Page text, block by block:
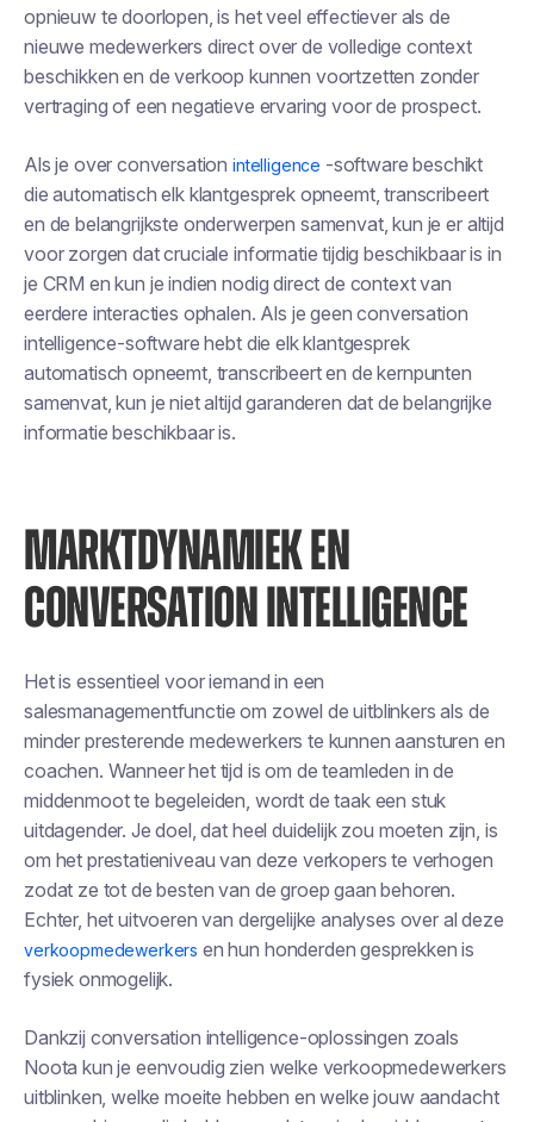
opnieuw te doorlopen, is het veel effectiever als de
nieuwe medewerkers direct over de volledige context
beschikken en de verkoop kunnen voortzetten zonder
vertraging of een negatieve ervaring voor de prospect.
Als je over conversation intelligence -software beschikt
die automatisch elk klantgesprek opneemt, transcribeert
en de belangrijkste onderwerpen samenvat, kun je er altijd
voor zorgen dat cruciale informatie tijdig beschikbaar is in
je CRM en kun je indien nodig direct de context van
eerdere interacties ophalen. Als je geen conversation
intelligence-software hebt die elk klantgesprek
automatisch opneemt, transcribeert en de kernpunten
samenvat, kun je niet altijd garanderen dat de belangrijke
informatie beschikbaar is.
MARKTDYNAMIEK EN
CONVERSATION INTELLIGENCE
Het is essentieel voor iemand in een
salesmanagementfunctie om zowel de uitblinkers als de
minder presterende medewerkers te kunnen aansturen en
coachen. Wanneer het tijd is om de teamleden in de
middenmoot te begeleiden, wordt de taak een stuk
uitdagender. Je doel, dat heel duidelijk zou moeten zijn, is
om het prestatieniveau van deze verkopers te verhogen
zodat ze tot de besten van de groep gaan behoren.
Echter, het uitvoeren van dergelijke analyses over al deze
verkoopmedewerkers en hun honderden gesprekken is
fysiek onmogelijk.
Dankzij conversation intelligence-oplossingen zoals
Noota kun je eenvoudig zien welke verkoopmedewerkers
uitblinken, welke moeite hebben en welke jouw aandacht